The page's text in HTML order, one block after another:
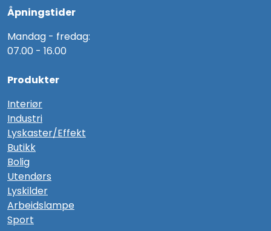
Åpningstider
Mandag - fredag:
07.00 - 16.00
Produkter
Interiør
Industri
Lyskaster/Effekt
Butikk
Bolig
Utendørs
Lyskilder
Arbeidslampe
Sport